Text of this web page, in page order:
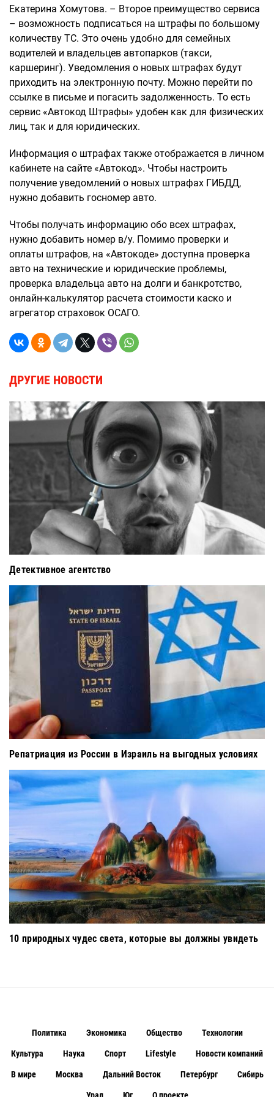
Екатерина Хомутова. – Второе преимущество сервиса
– возможность подписаться на штрафы по большому
количеству ТС. Это очень удобно для семейных
водителей и владельцев автопарков (такси,
каршеринг). Уведомления о новых штрафах будут
приходить на электронную почту. Можно перейти по
ссылке в письме и погасить задолженность. То есть
сервис «Автокод Штрафы» удобен как для физических
лиц, так и для юридических.
Информация о штрафах также отображается в личном
кабинете на сайте «Автокод». Чтобы настроить
получение уведомлений о новых штрафах ГИБДД,
нужно добавить госномер авто.
Чтобы получать информацию обо всех штрафах,
нужно добавить номер в/у. Помимо проверки и
оплаты штрафов, на «Автокоде» доступна проверка
авто на технические и юридические проблемы,
проверка владельца авто на долги и банкротство,
онлайн-калькулятор расчета стоимости каско и
агрегатор страховок ОСАГО.
ДРУГИЕ НОВОСТИ
Детективное агентство
Репатриация из России в Израиль на выгодных условиях
10 природных чудес света, которые вы должны увидеть
Политика Экономика Общество Технологии
Культура Наука Спорт Lifestyle Новости компаний
В мире Москва Дальний Восток Петербург Сибирь